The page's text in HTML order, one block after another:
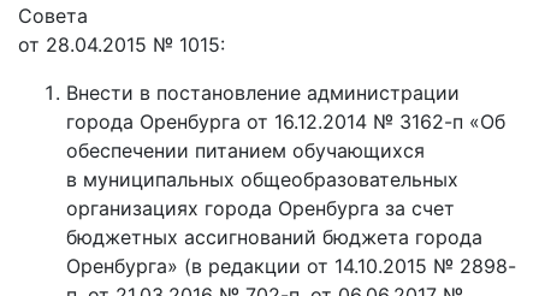
Совета
от 28.04.2015 № 1015:
Внести в постановление администрации
города Оренбурга от 16.12.2014 № 3162-п «Об
обеспечении питанием обучающихся
в муниципальных общеобразовательных
организациях города Оренбурга за счет
бюджетных ассигнований бюджета города
Оренбурга» (в редакции от 14.10.2015 № 2898-